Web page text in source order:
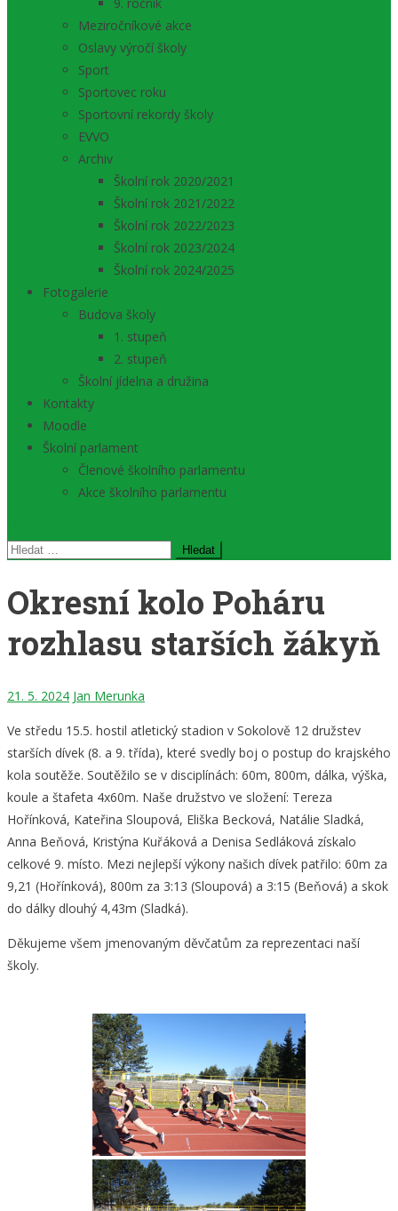
Meziročníkové akce
Oslavy výročí školy
Sport
Sportovec roku
Sportovní rekordy školy
EVVO
Archiv
Školní rok 2020/2021
Školní rok 2021/2022
Školní rok 2022/2023
Školní rok 2023/2024
Školní rok 2024/2025
Fotogalerie
Budova školy
1. stupeň
2. stupeň
Školní jídelna a družina
Kontakty
Moodle
Školní parlament
Členové školního parlamentu
Akce školního parlamentu
Vyhledávání
Okresní kolo Poháru
rozhlasu starších žákyň
21. 5. 2024 Jan Merunka
Ve středu 15.5. hostil atletický stadion v Sokolově 12 družstev
starších dívek (8. a 9. třída), které svedly boj o postup do krajského
kola soutěže. Soutěžilo se v disciplínách: 60m, 800m, dálka, výška,
koule a štafeta 4x60m. Naše družstvo ve složení: Tereza
Hořínková, Kateřina Sloupová, Eliška Becková, Natálie Sladká,
Anna Beňová, Kristýna Kuřáková a Denisa Sedláková získalo
celkové 9. místo. Mezi nejlepší výkony našich dívek patřilo: 60m za
9,21 (Hořínková), 800m za 3:13 (Sloupová) a 3:15 (Beňová) a skok
do dálky dlouhý 4,43m (Sladká).
Děkujeme všem jmenovaným děvčatům za reprezentaci naší
školy.